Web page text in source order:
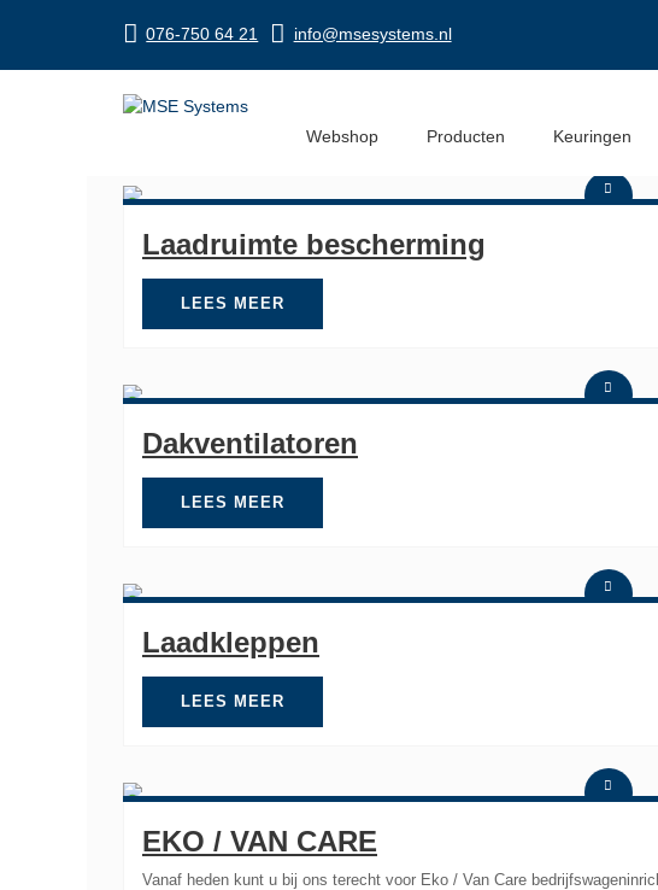
076-750 64 21 info@msesystems.nl
Webshop Producten Keuringen
Laadruimte bescherming
LEES MEER
Dakventilatoren
LEES MEER
Laadkleppen
LEES MEER
EKO / VAN CARE
Vanaf heden kunt u bij ons terecht voor Eko / Van Care